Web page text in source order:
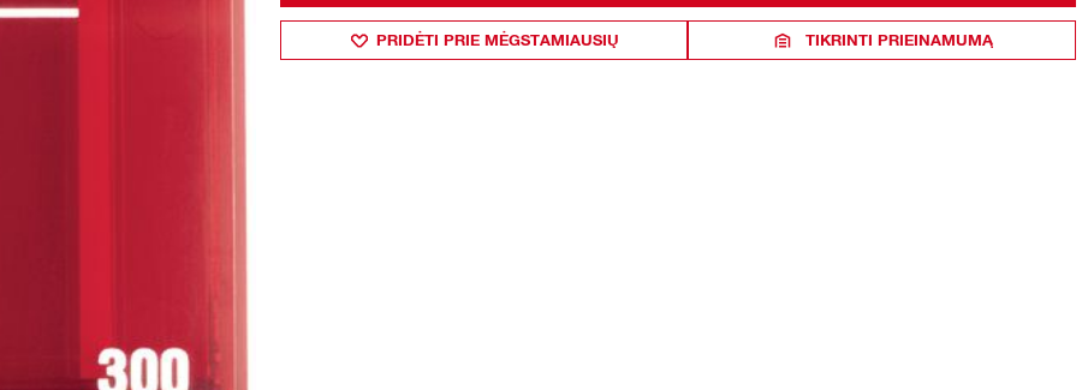
PRIDĖTI PRIE MĖGSTAMIAUSIŲ TIKRINTI PRIEINAMUMĄ